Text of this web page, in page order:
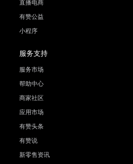
直播电商
有赞公益
小程序
服务支持
服务市场
帮助中心
商家社区
应用市场
有赞头条
有赞说
新零售资讯